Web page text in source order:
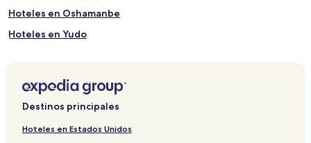
Hoteles en Oshamanbe
Hoteles en Yudo
Hoteles en Sanrizuka
Destinos principales
Hoteles en Estados Unidos